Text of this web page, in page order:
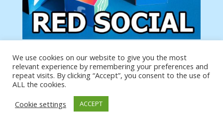
Tu anuncio va aquí
Podemos poner tu anuncio aquí con un link de tu
producto o página
We use cookies on our website to give you the most
relevant experience by remembering your preferences and
repeat visits. By clicking “Accept”, you consent to the use of
ALL the cookies.
Cookie settings
ACCEPT
https://analytics.google.com/analytics/web/?